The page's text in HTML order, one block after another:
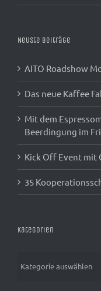
Neuste Beiträge
AITO Roadshow
Das neue Kaffee
Mit dem
Beerdingung im
Kick Off Event mit
35
Kategorien